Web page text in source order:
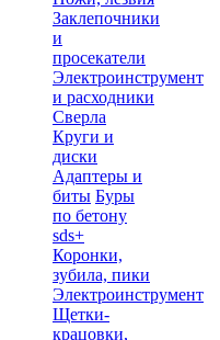
Заклепочники
и
просекатели
Электроинструмент
и расходники
Сверла
Круги и
диски
Адаптеры и
биты Буры
по бетону
sds+
Коронки,
зубила, пики
Электроинструмент
Щетки-
крацовки,